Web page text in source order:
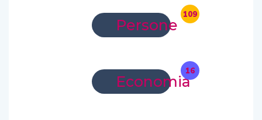
Persone
109
Economia
16